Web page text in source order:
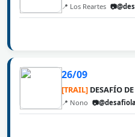
📍 Los Reartes
26/09
[TRAIL] DESAFÍO
📍 Nono